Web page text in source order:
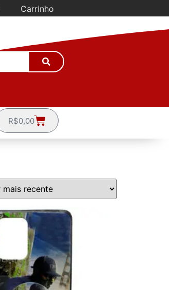
Carrinho
R$0,00